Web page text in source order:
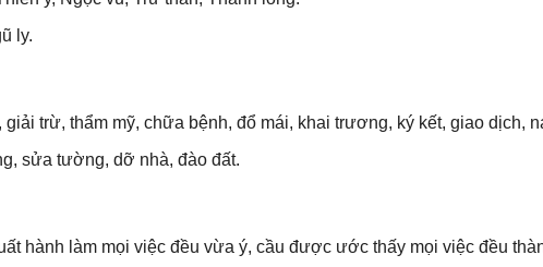
ly.
trừ, thẩm mỹ, chữa bệnh, đổ mái, khai trương, ký kết, ɡiao dịch,
ѕửa tường, dỡ nhà, đào đất.
hành làm mọi việc đều vừa ý, cầu được ước thấy mọi việc đều